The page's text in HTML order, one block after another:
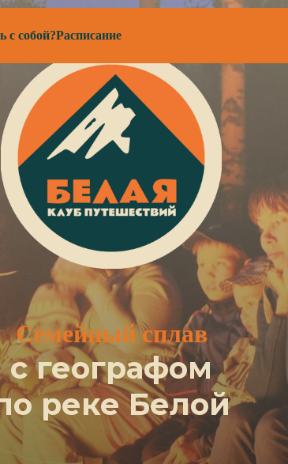
с собой?Расписание
Семейный сплав
с географом
реке Белой